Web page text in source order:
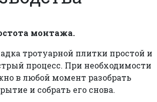
монтажа.
тротуарной плитки простой и
процесс. При необходимости
в любой момент разобрать
и собрать его снова.